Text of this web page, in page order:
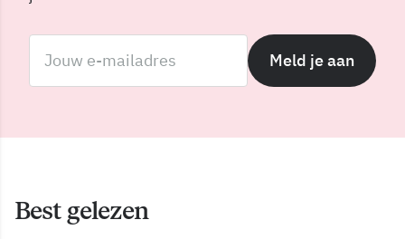
Meld je aan
Best gelezen